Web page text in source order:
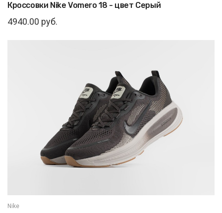
Кроссовки Nike Vomero 18 - цвет Серый
4940.00 руб.
Nike